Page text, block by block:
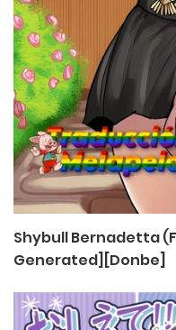
Shybull Bernadetta
Generated][Donbe]